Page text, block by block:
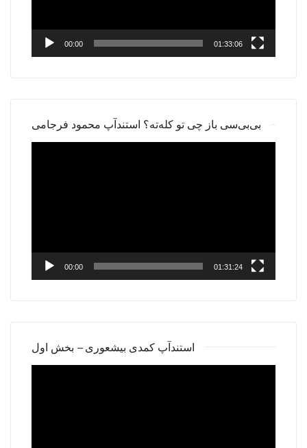
00:00 01:33:06
بی‌بی‌سی باز چی تو کله‌ته؟ استندآپ محمود فرجامی
00:00 01:31:24
استندآپ کمدی بیشعوری – بخش اول